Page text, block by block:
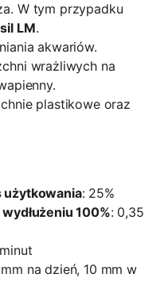
W tym przypadku
LM.
akwariów.
wrażliwych na
plastikowe oraz
użytkowania: 25%
100%: 0,35
na dzień, 10 mm w